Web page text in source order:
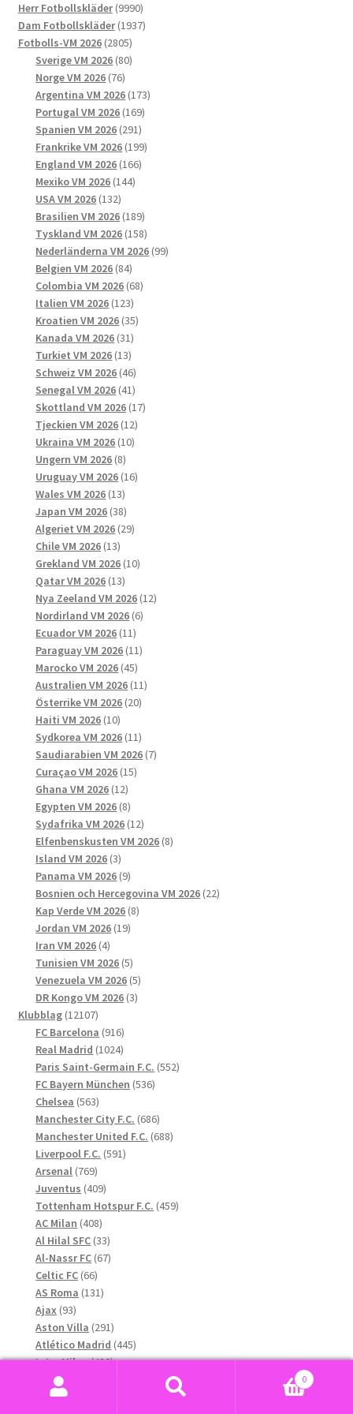
produkter
Herr Fotbollskläder 99909990
produkter
Dam Fotbollskläder 19371937
Fotbolls-VM 2026 28052805
produkter
Sverige VM 2026 8080
Norge VM 2026 7676
produkter
Argentina VM 2026 173173
Portugal VM 2026 169169
Spanien VM 2026 291291
produkter
Frankrike VM 2026 199199
England VM 2026 166166
Mexiko VM 2026 144144
USA VM 2026 132132
produkter
Brasilien VM 2026 189189
produkter
Tyskland VM 2026 158158
produkter
Nederländerna VM 2026 9999
Belgien VM 2026 8484
produkter
Colombia VM 2026 6868
Italien VM 2026 123123
produkter
Kroatien VM 2026 3535
Kanada VM 2026 3131
produkter
Turkiet VM 2026 1313
produkter
Schweiz VM 2026 4646
produkter
Senegal VM 2026 4141
produkter
Skottland VM 2026 1717
Tjeckien VM 2026 1212
Ukraina VM 2026 1010
Ungern VM 2026 88
produkter
Uruguay VM 2026 1616
Wales VM 2026 1313
produkter
Japan VM 2026 3838
produkter
Algeriet VM 2026 2929
Chile VM 2026 1313
produkter
Grekland VM 2026 1010
Qatar VM 2026 1313
produkter
Nya Zeeland VM 2026 1212
Nordirland VM 2026 66
Ecuador VM 2026 1111
produkter
Paraguay VM 2026 1111
Marocko VM 2026 4545
produkter
Australien VM 2026 1111
Österrike VM 2026 2020
Haiti VM 2026 1010
produkter
Sydkorea VM 2026 1111
produkter
Saudiarabien VM 2026 77
Curaçao VM 2026 1515
Ghana VM 2026 1212
produkter
Egypten VM 2026 88
produkter
Sydafrika VM 2026 1212
produkter
Elfenbenskusten VM 2026 88
Island VM 2026 33
produkter
Panama VM 2026 99
produkter
Bosnien och Hercegovina VM 2026 2222
Kap Verde VM 2026 88
Jordan VM 2026 1919
Iran VM 2026 44
produkter
Tunisien VM 2026 55
produkter
Venezuela VM 2026 55
DR Kongo VM 2026 33
Klubblag 1210712107
produkter
FC Barcelona 916916
produkter
Real Madrid 10241024
produkter
Paris Saint-Germain F.C. 552552
FC Bayern München 536536
Chelsea 563563
produkter
Manchester City F.C. 686686
produkter
Manchester United F.C. 688688
Liverpool F.C. 591591
Arsenal 769769
produkter
Juventus 409409
produkter
Tottenham Hotspur F.C. 459459
AC Milan 408408
produkter
Al Hilal SFC 3333
produkter
Al-Nassr FC 6767
Celtic FC 6666
produkter
AS Roma 131131
Ajax 9393
produkter
Aston Villa 291291
produkter
Atlético Madrid 445445
produkter
Inter Milan 420420
Inter Miami CF
produkter
Borussia Dortmund
402
0